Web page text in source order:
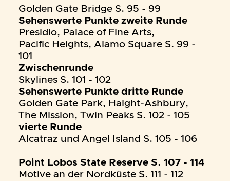
Golden Gate Bridge S. 95 - 99
Sehenswerte Punkte zweite Runde
Presidio, Palace of Fine Arts,
Pacific Heights, Alamo Square S. 99 -
101
Zwischenrunde
Skylines S. 101 - 102
Sehenswerte Punkte dritte Runde
Golden Gate Park, Haight-Ashbury,
The Mission, Twin Peaks S. 102 - 105
vierte Runde
Alcatraz und Angel Island S. 105 - 106
Point Lobos State Reserve S. 107 - 114
Motive an der Nordküste S. 111 - 112